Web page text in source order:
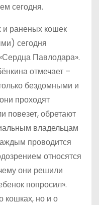
сегодня.
и раненых кошек
сегодня
Павлодара».
отмечает –
бездомными и
проходят
повезет, обретают
владельцам
проводится
относятся
они решили
попросил».
кошках, но и о